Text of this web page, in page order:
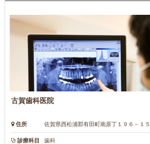
古賀歯科医院
住所 佐賀県西松浦郡有田町南原丁１９６－１５
診療科目 歯科